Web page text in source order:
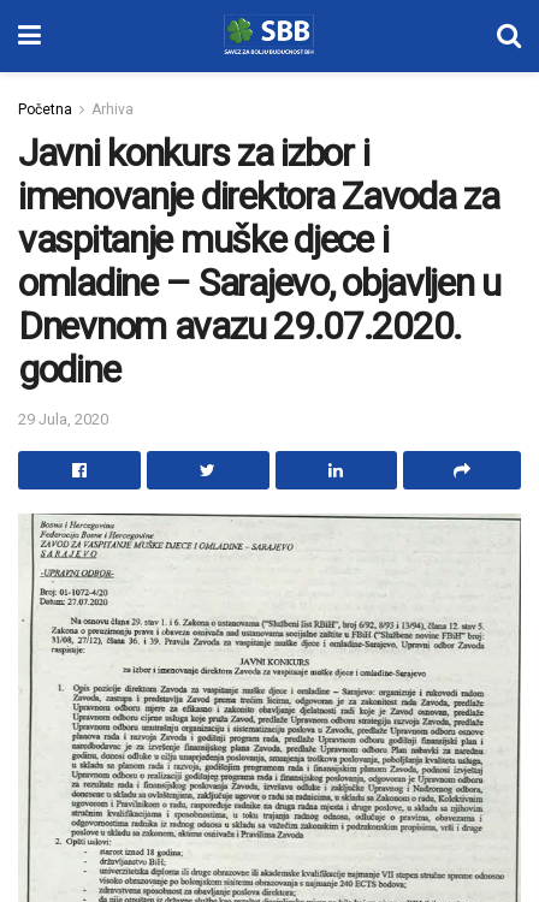
Početna Arhiva
Javni konkurs za izbor i
imenovanje direktora Zavoda za
vaspitanje muške djece i
omladine – Sarajevo, objavljen u
Dnevnom avazu 29.07.2020.
godine
29 Jula, 2020